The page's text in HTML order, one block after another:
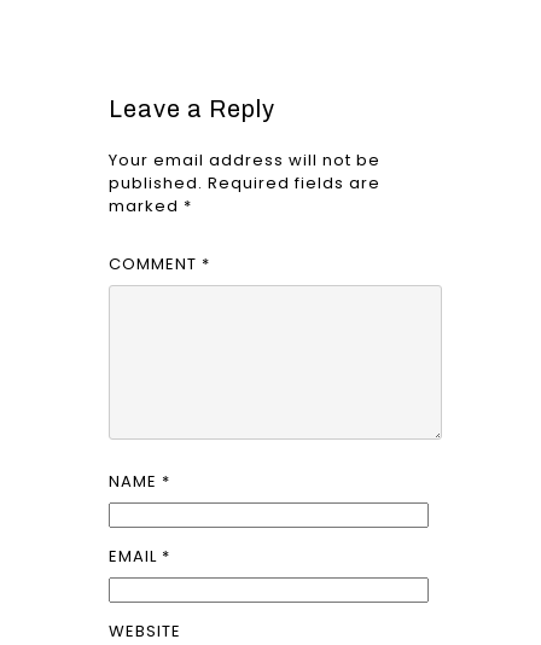
Leave a Reply
Your email address will not be
published. Required fields are
marked *
COMMENT *
NAME *
EMAIL *
WEBSITE